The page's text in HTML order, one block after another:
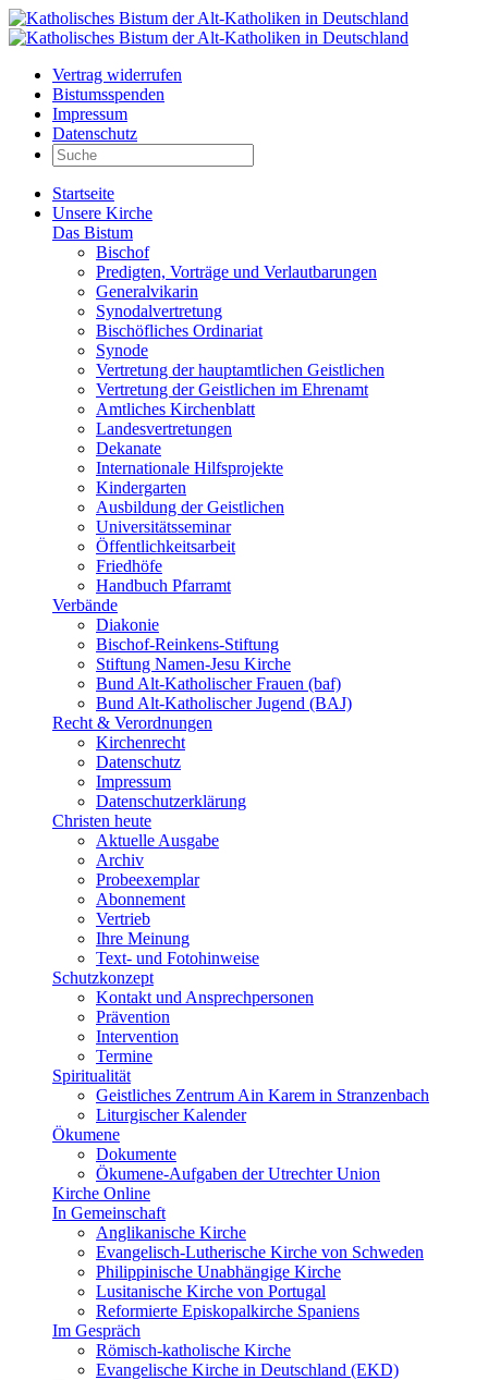
Vertrag widerrufen
Bistumsspenden
Impressum
Datenschutz
Startseite
Unsere Kirche
Das Bistum
Bischof
Predigten, Vorträge und Verlautbarungen
Generalvikarin
Synodalvertretung
Bischöfliches Ordinariat
Synode
Vertretung der hauptamtlichen Geistlichen
Vertretung der Geistlichen im Ehrenamt
Amtliches Kirchenblatt
Landesvertretungen
Dekanate
Internationale Hilfsprojekte
Kindergarten
Ausbildung der Geistlichen
Universitätsseminar
Öffentlichkeitsarbeit
Friedhöfe
Handbuch Pfarramt
Verbände
Diakonie
Bischof-Reinkens-Stiftung
Stiftung Namen-Jesu Kirche
Bund Alt-Katholischer Frauen (baf)
Bund Alt-Katholischer Jugend (BAJ)
Recht & Verordnungen
Kirchenrecht
Datenschutz
Impressum
Datenschutzerklärung
Christen heute
Aktuelle Ausgabe
Archiv
Probeexemplar
Abonnement
Vertrieb
Ihre Meinung
Text- und Fotohinweise
Schutzkonzept
Kontakt und Ansprechpersonen
Prävention
Intervention
Termine
Spiritualität
Geistliches Zentrum Ain Karem in Stranzenbach
Liturgischer Kalender
Ökumene
Dokumente
Ökumene-Aufgaben der Utrechter Union
Kirche Online
In Gemeinschaft
Anglikanische Kirche
Evangelisch-Lutherische Kirche von Schweden
Philippinische Unabhängige Kirche
Lusitanische Kirche von Portugal
Reformierte Episkopalkirche Spaniens
Im Gespräch
Römisch-katholische Kirche
Evangelische Kirche in Deutschland (EKD)